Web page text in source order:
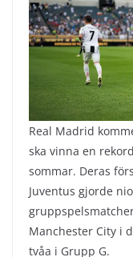
Real Madrid
ska vinna en
sommar. Deras
Juventus gjorde
Manchester City i
tvåa i Grupp G.